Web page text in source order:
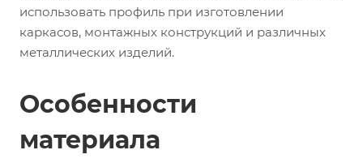
использовать профиль при изготовлении
каркасов, монтажных конструкций и различных
металлических изделий.
Особенности
материала